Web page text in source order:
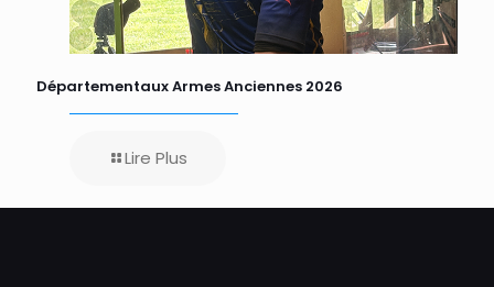
Départementaux Armes Anciennes 2026
Lire Plus